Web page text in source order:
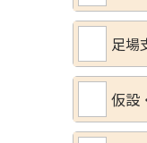
足場
仮設